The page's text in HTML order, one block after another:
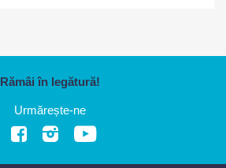
Rămâi în legătură!
Urmărește-ne